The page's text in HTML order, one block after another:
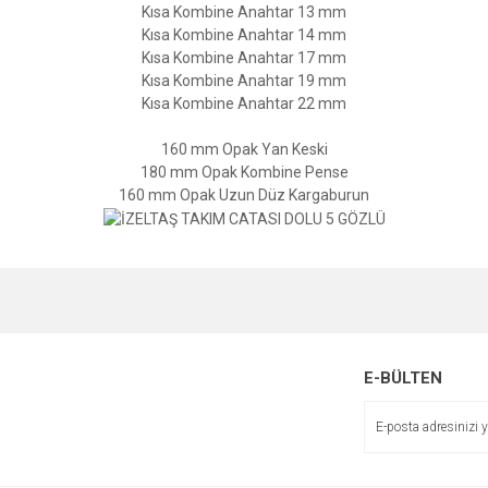
Kısa Kombine Anahtar 13 mm
Kısa Kombine Anahtar 14 mm
Kısa Kombine Anahtar 17 mm
Kısa Kombine Anahtar 19 mm
Kısa Kombine Anahtar 22 mm
160 mm Opak Yan Keski
180 mm Opak Kombine Pense
160 mm Opak Uzun Düz Kargaburun
E-BÜLTEN